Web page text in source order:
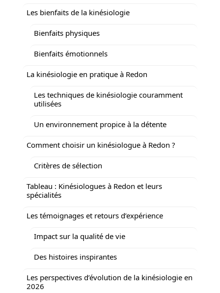
Les bienfaits de la kinésiologie
Bienfaits physiques
Bienfaits émotionnels
La kinésiologie en pratique à Redon
Les techniques de kinésiologie couramment
utilisées
Un environnement propice à la détente
Comment choisir un kinésiologue à Redon ?
Critères de sélection
Tableau : Kinésiologues à Redon et leurs
spécialités
Les témoignages et retours d’expérience
Impact sur la qualité de vie
Des histoires inspirantes
Les perspectives d’évolution de la kinésiologie en
2026